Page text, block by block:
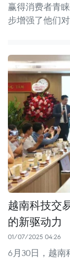
赢得消费者青
步增强了他们
越南科技交
的新驱动力
01/07/2025 04:26
6月30日，越